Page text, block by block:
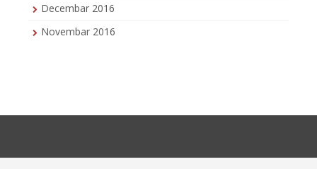
Decembar 2016
Novembar 2016